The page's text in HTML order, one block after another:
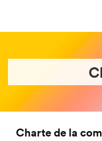
Charte de la